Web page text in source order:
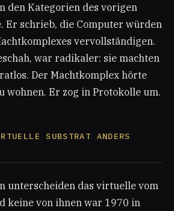
den Kategorien des vorigen
Er schrieb, die Computer würden
vervollständigen.
war radikaler: sie machten
Der Machtkomplex hörte
wohnen. Er zog in Protokolle um.
SUBSTRAT ANDERS
unterscheiden das virtuelle vom
keine von ihnen war 1970 in